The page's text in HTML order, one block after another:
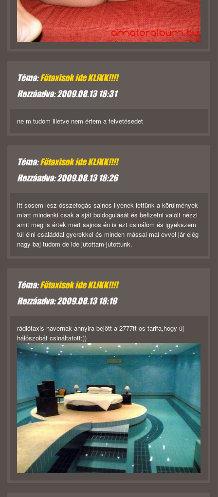
Téma:Főtaxisok ide KLIKK!!!!
Hozzáadva: 2009.08.13 18:31
ne m tudom illetve nem értem a felvetésedet
Téma:Főtaxisok ide KLIKK!!!!
Hozzáadva: 2009.08.13 18:26
itt sosem lesz összefogás sajnos ilyenek lettünk a körülmények
miatt mindenki csak a sját boldogulását és befizetni valóit nézzi
amit meg is értek mert sajnos én is ezt csinálom és igyekszem
túl élni családdal gyerekkel és minden mással mai evvel jár elég
nagy baj tudom de ide jutottam-jutottunk.
Téma:Főtaxisok ide KLIKK!!!!
Hozzáadva: 2009.08.13 18:10
rádiótaxis havernak annyira bejött a 2777ft-os tarifa,hogy új
hálószobát csináltatott:))